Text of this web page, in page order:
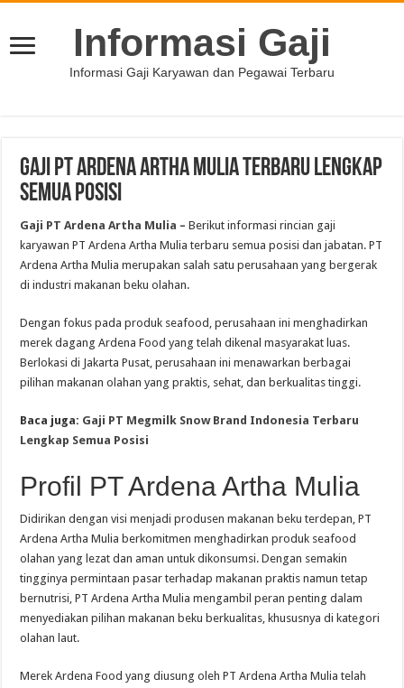
Informasi Gaji
Informasi Gaji Karyawan dan Pegawai Terbaru
Gaji PT Ardena Artha Mulia Terbaru Lengkap
Semua Posisi
Gaji PT Ardena Artha Mulia – Berikut informasi rincian gaji
karyawan PT Ardena Artha Mulia terbaru semua posisi dan jabatan. PT
Ardena Artha Mulia merupakan salah satu perusahaan yang bergerak
di industri makanan beku olahan.
Dengan fokus pada produk seafood, perusahaan ini menghadirkan
merek dagang Ardena Food yang telah dikenal masyarakat luas.
Berlokasi di Jakarta Pusat, perusahaan ini menawarkan berbagai
pilihan makanan olahan yang praktis, sehat, dan berkualitas tinggi.
Baca juga: Gaji PT Megmilk Snow Brand Indonesia Terbaru
Lengkap Semua Posisi
Profil PT Ardena Artha Mulia
Didirikan dengan visi menjadi produsen makanan beku terdepan, PT
Ardena Artha Mulia berkomitmen menghadirkan produk seafood
olahan yang lezat dan aman untuk dikonsumsi. Dengan semakin
tingginya permintaan pasar terhadap makanan praktis namun tetap
bernutrisi, PT Ardena Artha Mulia mengambil peran penting dalam
menyediakan pilihan makanan beku berkualitas, khususnya di kategori
olahan laut.
Merek Ardena Food yang diusung oleh PT Ardena Artha Mulia telah